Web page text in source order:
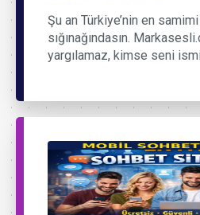
Şu an Türkiye’nin en
sığınağındasın.
yargılamaz, kimse seni